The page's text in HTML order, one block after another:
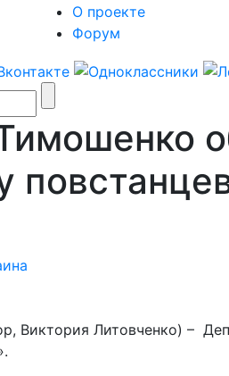
О проекте
Форум
Виктория Литовченко) –